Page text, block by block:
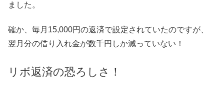
ました。
確か、毎月15,000円の返済で設定されていたのですが、
翌月分の借り入れ金が数千円しか減っていない！
リボ返済の恐ろしさ！